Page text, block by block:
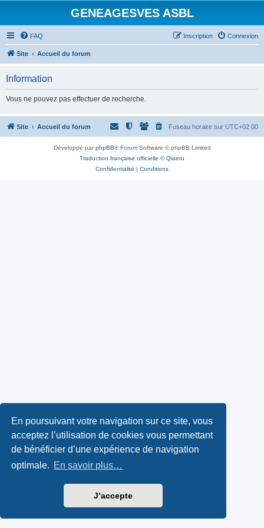
En poursuivant votre navigation sur ce site, vous
acceptez l’utilisation de cookies vous permettant
de bénéficier d’une expérience de navigation
optimale. En savoir plus…
J’accepte
GENEAGESVES ASBL
FAQ Connexion
Inscription
Site Accueil du forum
Information
Vous ne pouvez pas effectuer de recherche.
Site Accueil du forum Fuseau horaire sur UTC+02:00
Développé parphpBB® Forum Software © phpBB Limited
Traduction française officielle ©Qiaeru
Confidentialité | Conditions